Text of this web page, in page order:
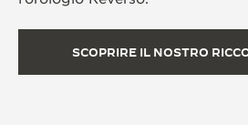
SCOPRIRE IL NOSTRO